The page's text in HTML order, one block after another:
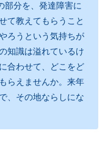
部分を、発達障害に
て教えてもらうこと
ろうという気持ちが
知識は溢れているけ
合わせて、どこをど
らえませんか。来年
、その地ならしにな